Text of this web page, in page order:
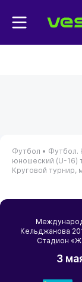
Футбол • Футбол.
юношеский (U-16)
Круговой турнир,
Кельджанова
Стадион
3